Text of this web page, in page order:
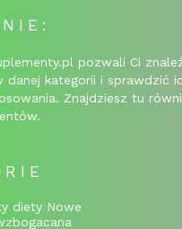
pozwali Ci
danej kategorii i sprawdzić
Znajdziesz tu
diety Nowe